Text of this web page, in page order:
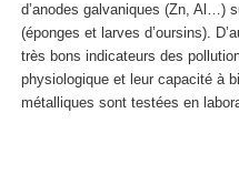
d’anodes galvaniques (Zn, Al…)
(éponges et larves d’oursins).
très bons indicateurs des
physiologique et leur capacité à
métalliques sont testées en